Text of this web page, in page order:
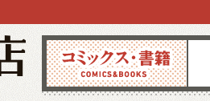
コミックス 雑誌